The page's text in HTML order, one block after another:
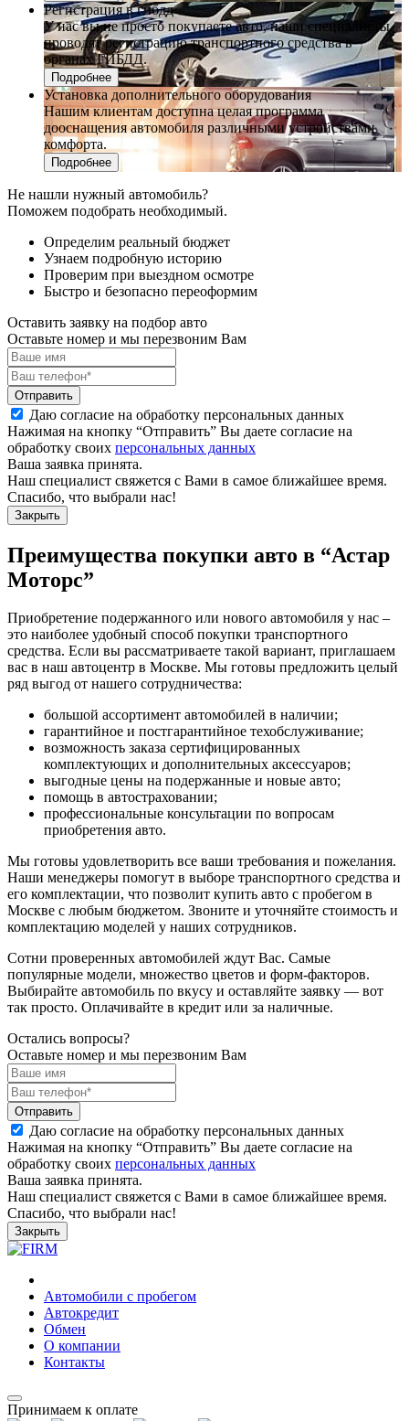
Регистрация в гибдд
У нас вы не просто покупаете авто, наши специалисты
проводят регистрацию транспортного средства в
органах ГИБДД.
Подробнее
Установка дополнительного оборудования
Нашим клиентам доступна целая программа
дооснащения автомобиля различными устройствами
комфорта.
Подробнее
Не нашли нужный автомобиль?
Поможем подобрать необходимый.
Определим реальный бюджет
Узнаем подробную историю
Проверим при выездном осмотре
Быстро и безопасно переоформим
Оставить заявку на подбор авто
Оставьте номер и мы перезвоним Вам
Отправить
Даю согласие на обработку персональных данных
Нажимая на кнопку “Отправить” Вы даете согласие на
обработку своих персональных данных
Ваша заявка принята.
Наш специалист свяжется с Вами в самое ближайшее время.
Спасибо, что выбрали нас!
Закрыть
Преимущества покупки авто в “Астар
Моторс”
Приобретение подержанного или нового автомобиля у нас –
это наиболее удобный способ покупки транспортного
средства. Если вы рассматриваете такой вариант, приглашаем
вас в наш автоцентр в Москве. Мы готовы предложить целый
ряд выгод от нашего сотрудничества:
большой ассортимент автомобилей в наличии;
гарантийное и постгарантийное техобслуживание;
возможность заказа сертифицированных
комплектующих и дополнительных аксессуаров;
выгодные цены на подержанные и новые авто;
помощь в автостраховании;
профессиональные консультации по вопросам
приобретения авто.
Мы готовы удовлетворить все ваши требования и пожелания.
Наши менеджеры помогут в выборе транспортного средства и
его комплектации, что позволит купить авто с пробегом в
Москве с любым бюджетом. Звоните и уточняйте стоимость и
комплектацию моделей у наших сотрудников.
Сотни проверенных автомобилей ждут Вас. Самые
популярные модели, множество цветов и форм-факторов.
Выбирайте автомобиль по вкусу и оставляйте заявку — вот
так просто. Оплачивайте в кредит или за наличные.
Остались вопросы?
Оставьте номер и мы перезвоним Вам
Отправить
Даю согласие на обработку персональных данных
Нажимая на кнопку “Отправить” Вы даете согласие на
обработку своих персональных данных
Ваша заявка принята.
Наш специалист свяжется с Вами в самое ближайшее время.
Спасибо, что выбрали нас!
Закрыть
Автомобили с пробегом
Автокредит
Обмен
О компании
Контакты
Принимаем к оплате